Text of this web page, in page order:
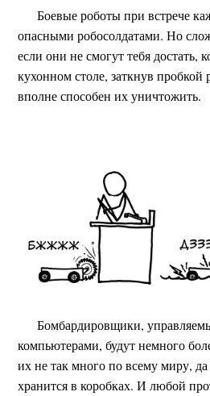
Боевые роботы при встрече
опасными робосолдатами. Но
если они не смогут тебя достать,
кухонном столе, заткнув пробкой
вполне способен их уничтожить.
Бомбардировщики,
компьютерами, будут немного
их не так много по всему миру,
хранится в коробках. И любой